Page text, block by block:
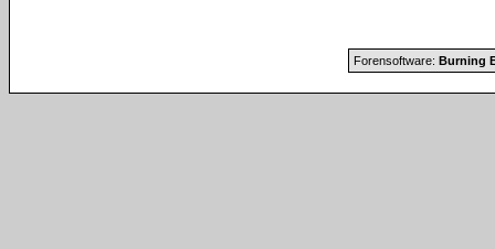
Forensoftware: Burning